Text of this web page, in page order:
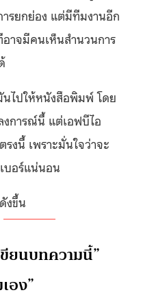
รยกย่อง แต่มีทีมงานอีก
าจมีคนเห็นสำนวนการ
นไปให้หนังสือพิมพ์ โดย
การณ์นี้ แต่เอฟบีไอ
งนี้ เพราะมั่นใจว่าจะ
บอร์แน่นอน
งขึ้น
ยนบทความนี้”
อง”